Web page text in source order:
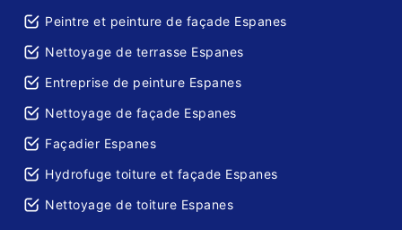
Peintre et peinture de façade Espanes
Nettoyage de terrasse Espanes
Entreprise de peinture Espanes
Nettoyage de façade Espanes
Façadier Espanes
Hydrofuge toiture et façade Espanes
Nettoyage de toiture Espanes